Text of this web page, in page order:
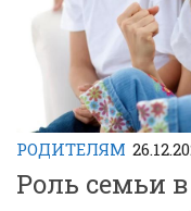
РОДИТЕЛЯМ
Роль семьи